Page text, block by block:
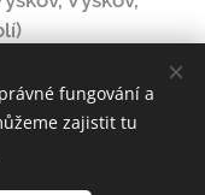
Olomouc a
a okolí)
fungování a
zajistit tu